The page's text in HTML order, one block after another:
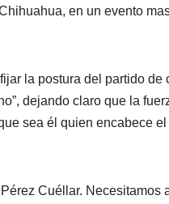
en un evento
la postura del partido de
dejando claro que la
sea él quien encabece el
Cuéllar. Necesitamos